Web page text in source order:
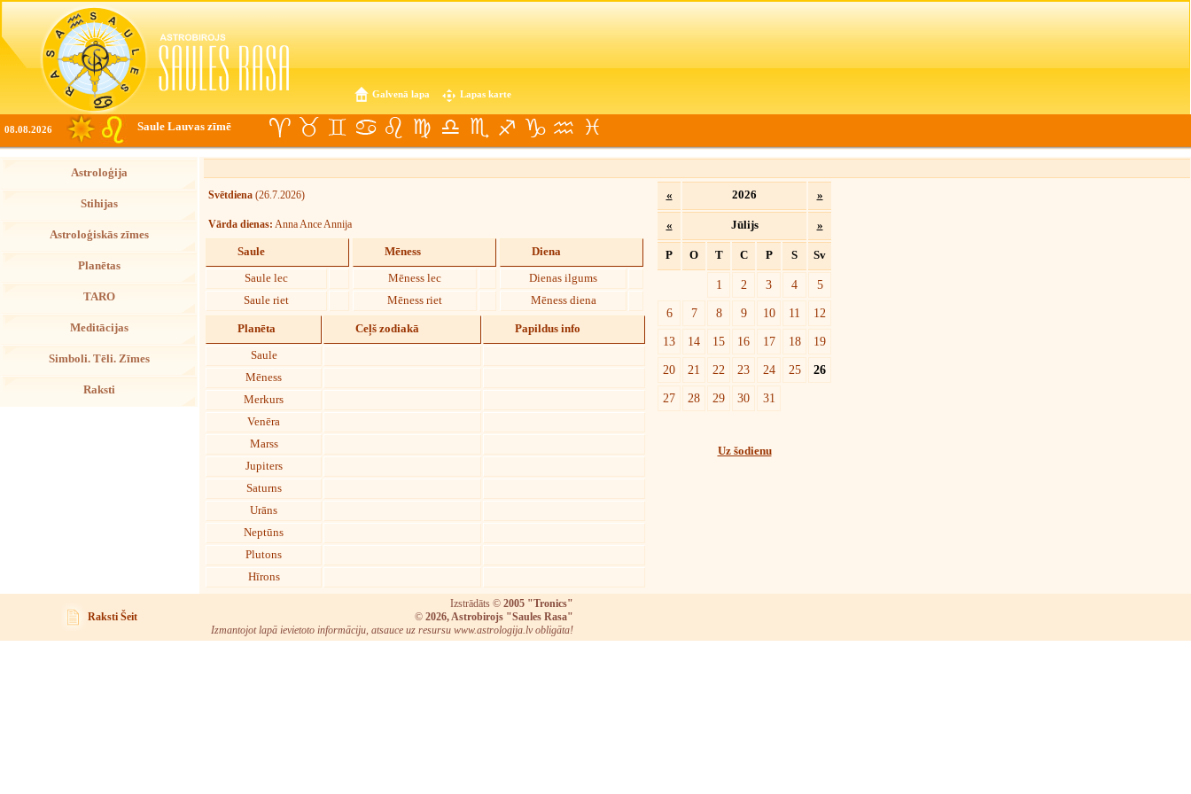
Galvenā lapa Lapas karte
08.08.2026 Saule Lauvas zīmē
Astroloģija
Stihijas
Astroloģiskās zīmes
Planētas
TARO
Meditācijas
Simboli. Tēli. Zīmes
Raksti
Svētdiena (26.7.2026)
Vārda dienas: Anna Ance Annija
Saule
Saule lec
Saule riet
Mēness
Mēness lec
Mēness riet
Diena
Dienas ilgums
Mēness diena
Planēta Ceļš zodiakā Papildus info
Saule
Mēness
Merkurs
Venēra
Marss
Jupiters
Saturns
Urāns
Neptūns
Plutons
Hīrons
« 2026 »
« Jūlijs »
P O T C P S Sv
1 2 3 4
5
6
7 8 9 10 11
12
13
14 15 16 17 18
19
20
21 22 23 24 25
26
27
28 29 30 31
Uz šodienu
Raksti Šeit
Izstrādāts © 2005 "Tronics"
© 2026, Astrobirojs "Saules Rasa"
Izmantojot lapā ievietoto informāciju, atsauce uz resursu www.astrologija.lv obligāta!